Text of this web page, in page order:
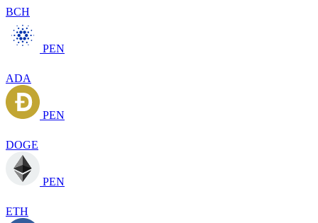
BCH
PEN
ADA
PEN
DOGE
PEN
ETH